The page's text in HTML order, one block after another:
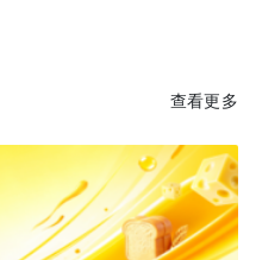
查看更多